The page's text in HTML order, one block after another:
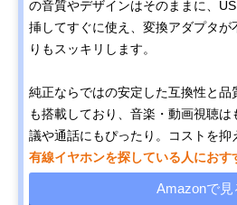
の音質やデザインはそのままに、
挿してすぐに使え、変換アダプタが
りもスッキリします。
純正ならではの安定した互換性と品
も搭載しており、音楽・動画視聴
議や通話にもぴったり。コストを抑
有線イヤホンを探している人におす
Amazonで見